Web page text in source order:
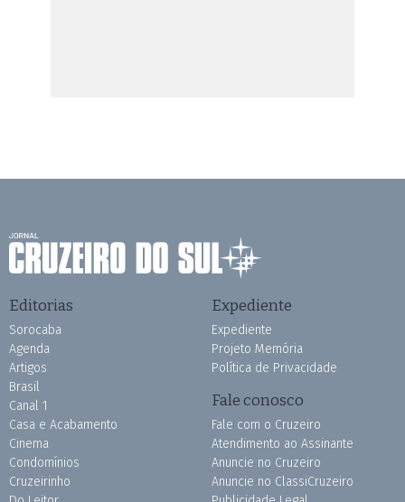
Editorias
Sorocaba
Agenda
Artigos
Brasil
Canal 1
Casa e Acabamento
Cinema
Condomínios
Cruzeirinho
Expediente
Expediente
Projeto Memória
Política de Privacidade
Fale conosco
Fale com o Cruzeiro
Atendimento ao Assinante
Anuncie no Cruzeiro
Anuncie no ClassiCruzeiro